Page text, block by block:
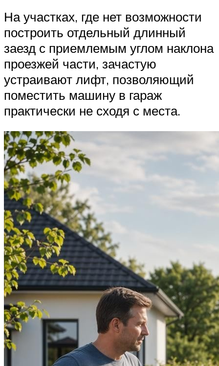
На участках, где нет возможности
построить отдельный длинный
заезд с приемлемым углом наклона
проезжей части, зачастую
устраивают лифт, позволяющий
поместить машину в гараж
практически не сходя с места.